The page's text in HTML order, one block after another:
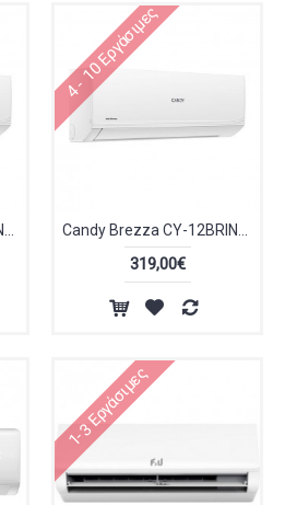
4 - 10 Εργάσιμες
319,00€
1-3 Εργάσιμες